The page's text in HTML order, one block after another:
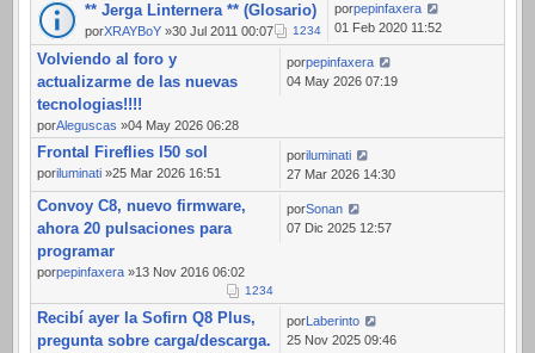
** Jerga Linternera ** (Glosario)
porXRAYBoY »30 Jul 2011 00:07 1234
porpepinfaxera
01 Feb 2020 11:52
Volviendo al foro y
actualizarme de las nuevas
tecnologias!!!!
porAleguscas »04 May 2026 06:28
porpepinfaxera
04 May 2026 07:19
Frontal Fireflies l50 sol
poriluminati »25 Mar 2026 16:51
poriluminati
27 Mar 2026 14:30
Convoy C8, nuevo firmware,
ahora 20 pulsaciones para
programar
porpepinfaxera »13 Nov 2016 06:02
1234
porSonan
07 Dic 2025 12:57
Recibí ayer la Sofirn Q8 Plus,
pregunta sobre carga/descarga.
por Laberinto
25 Nov 2025 09:46